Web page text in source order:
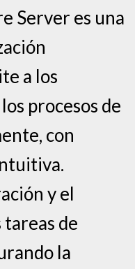
Server es una
a los
procesos de
con
y el
de
la